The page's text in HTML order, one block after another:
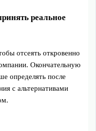
реальное
отсеять откровенно
Окончательную
определять после
с альтернативами